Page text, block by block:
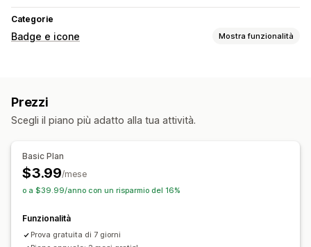
Categorie
Badge e icone Mostra funzionalità
Posizione delle icone
Posizione manuale
Posizionamento automatico
Prezzi
Scegli il piano più adatto alla tua attività.
Basic Plan
$3.99/mese
o a $39.99/anno con un risparmio del 16%
Funzionalità
Prova gratuita di 7 giorni